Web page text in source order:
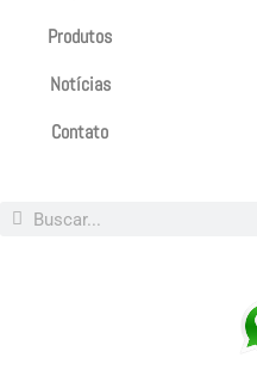
Produtos
Notícias
Contato